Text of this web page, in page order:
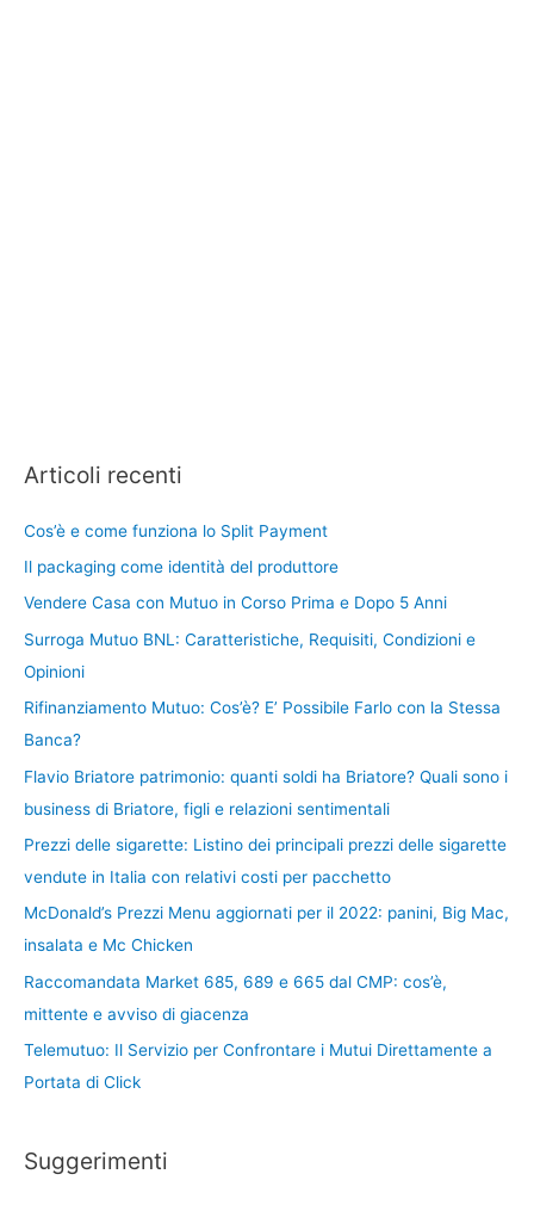
Articoli recenti
Cos’è e come funziona lo Split Payment
Il packaging come identità del produttore
Vendere Casa con Mutuo in Corso Prima e Dopo 5 Anni
Surroga Mutuo BNL: Caratteristiche, Requisiti, Condizioni e
Opinioni
Rifinanziamento Mutuo: Cos’è? E’ Possibile Farlo con la Stessa
Banca?
Flavio Briatore patrimonio: quanti soldi ha Briatore? Quali sono i
business di Briatore, figli e relazioni sentimentali
Prezzi delle sigarette: Listino dei principali prezzi delle sigarette
vendute in Italia con relativi costi per pacchetto
McDonald’s Prezzi Menu aggiornati per il 2022: panini, Big Mac,
insalata e Mc Chicken
Raccomandata Market 685, 689 e 665 dal CMP: cos’è,
mittente e avviso di giacenza
Telemutuo: Il Servizio per Confrontare i Mutui Direttamente a
Portata di Click
Suggerimenti